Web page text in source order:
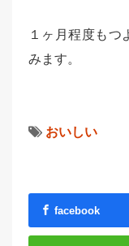
１ヶ月程度もつ
みます。
おいしい
facebook